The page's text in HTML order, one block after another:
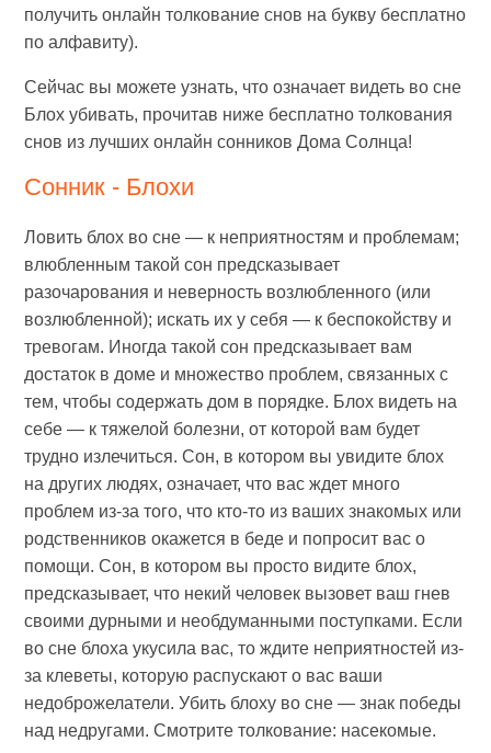
получить онлайн толкование снов на букву бесплатно
по алфавиту).
Сейчас вы можете узнать, что означает видеть во сне
Блох убивать, прочитав ниже бесплатно толкования
снов из лучших онлайн сонников Дома Солнца!
Сонник - Блохи
Ловить блох во сне — к неприятностям и проблемам;
влюбленным такой сон предсказывает
разочарования и неверность возлюбленного (или
возлюбленной); искать их у себя — к беспокойству и
тревогам. Иногда такой сон предсказывает вам
достаток в доме и множество проблем, связанных с
тем, чтобы содержать дом в порядке. Блох видеть на
себе — к тяжелой болезни, от которой вам будет
трудно излечиться. Сон, в котором вы увидите блох
на других людях, означает, что вас ждет много
проблем из-за того, что кто-то из ваших знакомых или
родственников окажется в беде и попросит вас о
помощи. Сон, в котором вы просто видите блох,
предсказывает, что некий человек вызовет ваш гнев
своими дурными и необдуманными поступками. Если
во сне блоха укусила вас, то ждите неприятностей из-
за клеветы, которую распускают о вас ваши
недоброжелатели. Убить блоху во сне — знак победы
над недругами. Смотрите толкование: насекомые.